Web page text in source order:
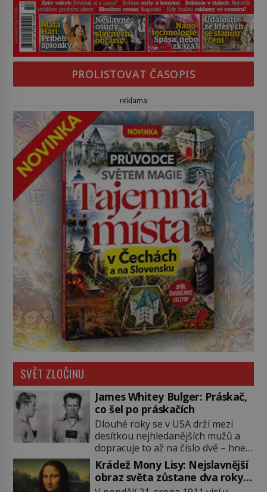
PROLISTOVAT ČASOPIS
reklama
SVĚT ZLOČINU
James Whitey Bulger: Práskač,
co šel po práskačích
Dlouhé roky se v USA drží mezi
desítkou nejhledanějších mužů a
dopracuje to až na číslo dvě – hned
po Usámovi bin Ládinovi (1957–
2011). To je James „Whitey“ Bulger
(1929–2018) viněný ze spoluúčasti
Krádež Mony Lisy: Nejslavnější
obraz světa zůstane dva roky